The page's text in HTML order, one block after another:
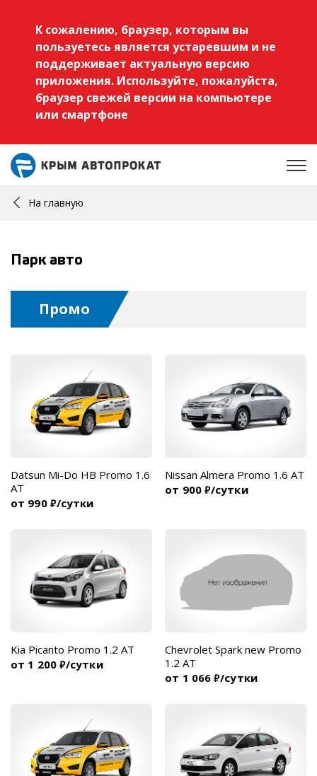
К сожалению, браузер, которым вы
пользуетесь является устаревшим и не
поддерживает актуальную версию
приложения. Используйте, пожалуйста,
браузер свежей версии на компьютере
или смартфоне
На главную
Парк авто
Промо
Datsun Mi-Do HB Promo 1.6
AT
от 990 ₽/сутки
Nissan Almera Promo 1.6 AT
от 900 ₽/сутки
Kia Picanto Promo 1.2 AT
от 1 200 ₽/сутки
Chevrolet Spark new Promo
1.2 AT
от 1 066₽/сутки